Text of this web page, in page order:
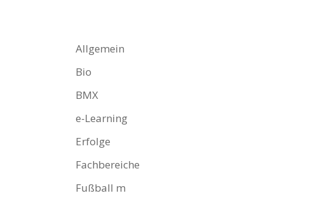
Allgemein
Bio
BMX
e-Learning
Erfolge
Fachbereiche
Fußball m